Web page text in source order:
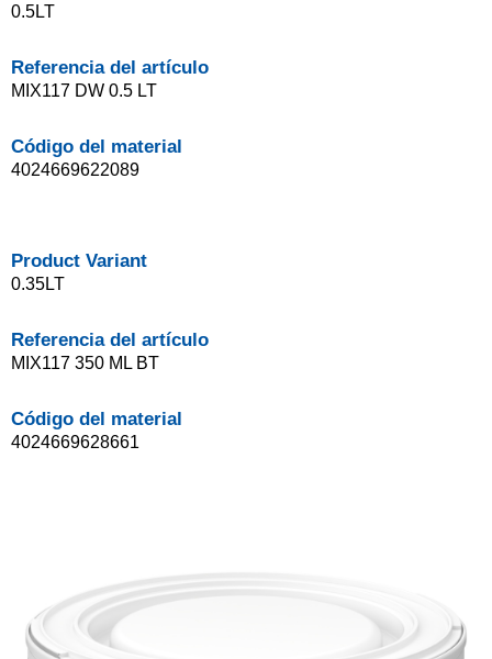
0.5LT
Referencia del artículo
MIX117 DW 0.5 LT
Código del material
4024669622089
Product Variant
0.35LT
Referencia del artículo
MIX117 350 ML BT
Código del material
4024669628661